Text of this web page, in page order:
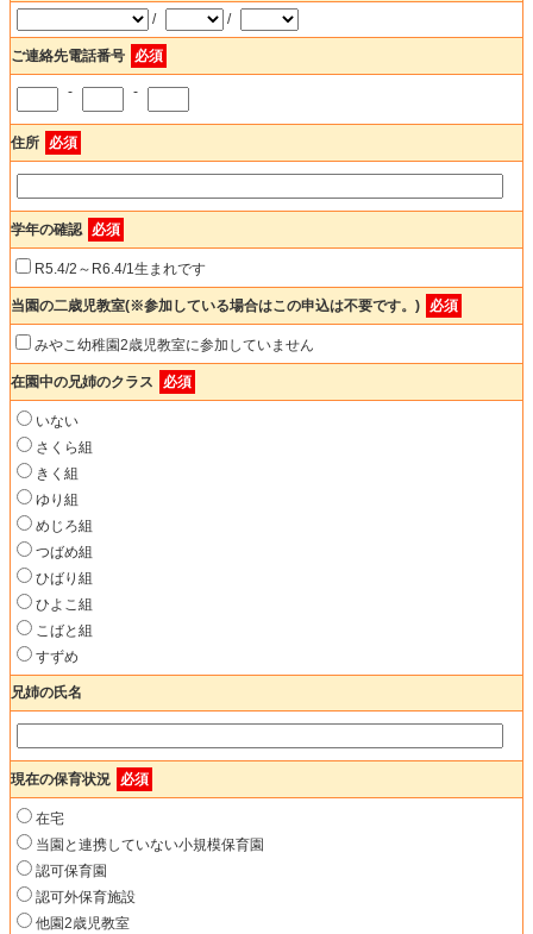
/ /
ご連絡先電話番号 必須
- -
住所 必須
学年の確認 必須
R5.4/2～R6.4/1生まれです
当園の二歳児教室(※参加している場合はこの申込は不要です。) 必須
みやこ幼稚園2歳児教室に参加していません
在園中の兄姉のクラス 必須
いない
さくら組
きく組
ゆり組
めじろ組
つばめ組
ひばり組
ひよこ組
こばと組
すずめ
兄姉の氏名
現在の保育状況 必須
在宅
当園と連携していない小規模保育園
認可保育園
認可外保育施設
他園2歳児教室